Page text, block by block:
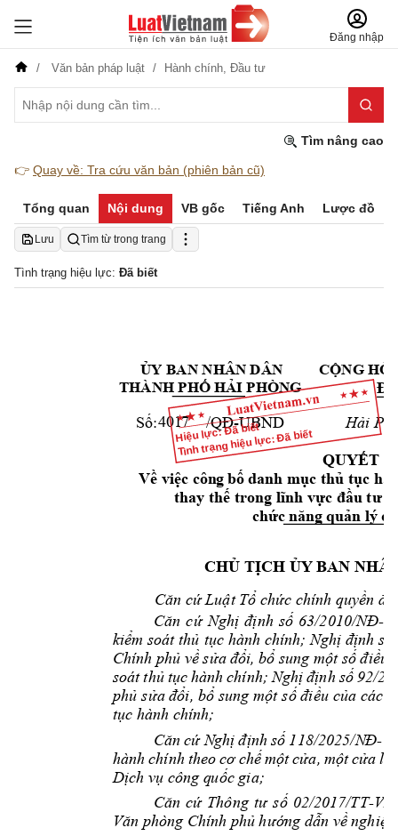
Đăng nhập
Văn bản pháp luật Hành chính, Đầu tư
Tìm nâng cao
👉 Quay về: Tra cứu văn bản (phiên bản cũ)
Tổng quan Nội dung VB gốc Tiếng Anh Lược đồ
Lưu Tìm từ trong trang
Tình trạng hiệu lực: Đã biết
Hiệu lực: Đã biết
Tình trạng hiệu lực: Đã biết
ỦY BAN NHÂN DÂN
THÀNH PHỐ HẢI PHÒNG
CỘNG
Số:
/QĐ-UBND Hải
QUYẾT
Về việc công bố danh mục thủ tục
thay thế trong lĩnh vực đầu tư t
chức năng quản lý c
CHỦ TỊCH ỦY BAN
Căn cứ Luật Tổ chức chính quyền
Căn cứ Nghị định số 63/2010/NĐ-
kiểm soát thủ tục hành chính; Nghị định số
Chính phủ về sửa đổi, bổ sung một số điều
soát thủ tục hành chính; Nghị định số 92/
phủ sửa đổi, bổ sung một số điều của các
tục hành chính;
Căn cứ Nghị định số 118/2025/NĐ-
hành chính theo cơ chế một cửa, một cửa
Dịch vụ công quốc gia;
Căn cứ Thông tư số 02/2017/TT-
Văn phòng Chính phủ hướng dẫn về
4017